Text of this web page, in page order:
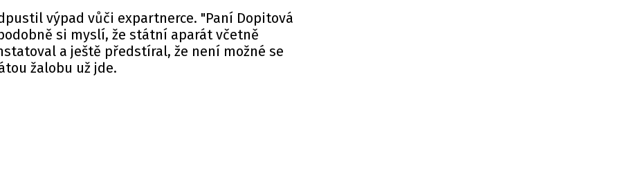
výpad vůči expartnerce. "Paní Dopitová
si myslí, že státní aparát včetně
a ještě předstíral, že není možné se
žalobu už jde.